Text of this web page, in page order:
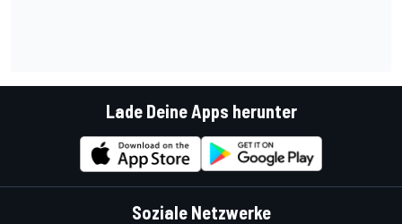
Lade Deine Apps herunter
Soziale Netzwerke